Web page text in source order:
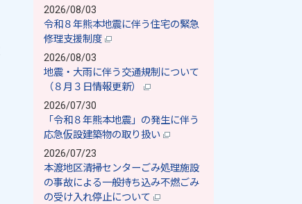
2026/08/03
令和８年熊本地震に伴う住宅の緊急
修理支援制度
2026/08/03
地震・大雨に伴う交通規制について
（８月３日情報更新）
2026/07/30
「令和８年熊本地震」の発生に伴う
応急仮設建築物の取り扱い
2026/07/23
本渡地区清掃センターごみ処理施設
の事故による一般持ち込み不燃ごみ
の受け入れ停止について